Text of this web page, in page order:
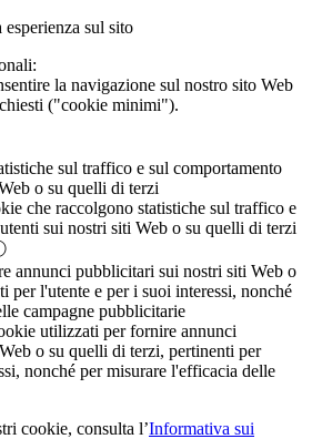
sul sito
la navigazione sul nostro sito Web
("cookie minimi").
sul traffico e sul comportamento
o su quelli di terzi
che raccolgono statistiche sul traffico e
sui nostri siti Web o su quelli di terzi
annunci pubblicitari sui nostri siti Web o
per l'utente e per i suoi interessi, nonché
campagne pubblicitarie
utilizzati per fornire annunci
o su quelli di terzi, pertinenti per
nonché per misurare l'efficacia delle
cookie, consulta l’Informativa sui